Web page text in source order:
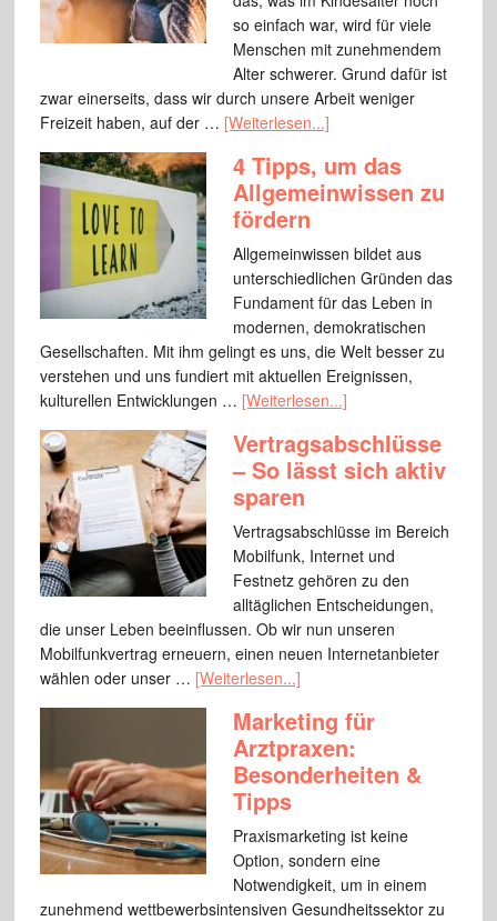
so einfach war, wird für viele
Menschen mit zunehmendem
Alter schwerer. Grund dafür ist
zwar einerseits, dass wir durch unsere Arbeit weniger
Freizeit haben, auf der … [Weiterlesen...]
4 Tipps, um das
Allgemeinwissen zu
fördern
Allgemeinwissen bildet aus
unterschiedlichen Gründen das
Fundament für das Leben in
modernen, demokratischen
Gesellschaften. Mit ihm gelingt es uns, die Welt besser zu
verstehen und uns fundiert mit aktuellen Ereignissen,
kulturellen Entwicklungen … [Weiterlesen...]
Vertragsabschlüsse
– So lässt sich aktiv
sparen
Vertragsabschlüsse im Bereich
Mobilfunk, Internet und
Festnetz gehören zu den
alltäglichen Entscheidungen,
die unser Leben beeinflussen. Ob wir nun unseren
Mobilfunkvertrag erneuern, einen neuen Internetanbieter
wählen oder unser … [Weiterlesen...]
Marketing für
Arztpraxen:
Besonderheiten &
Tipps
Praxismarketing ist keine
Option, sondern eine
Notwendigkeit, um in einem
zunehmend wettbewerbsintensiven Gesundheitssektor zu